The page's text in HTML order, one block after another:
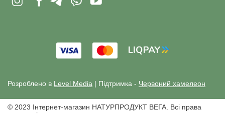
Розроблено в Level Media | Підтримка - Червоний хамелеон
© 2023 Інтернет-магазин НАТУРПРОДУКТ ВЕГА. Всі права